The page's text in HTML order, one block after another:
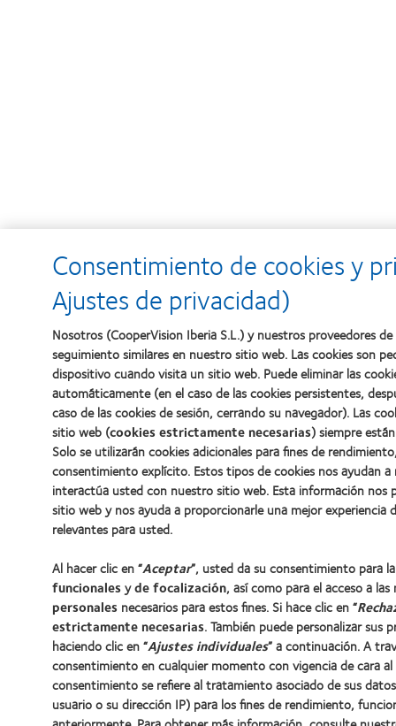
Consentimiento de cookies y
Ajustes de privacidad)
Nosotros (CooperVision Iberia S.L.) y nuestros proveedores
seguimiento similares en nuestro sitio web. Las cookies son
dispositivo cuando visita un sitio web. Puede eliminar las
automáticamente (en el caso de las cookies persistentes,
caso de las cookies de sesión, cerrando su navegador). Las
sitio web (cookies estrictamente necesarias) siempre
Solo se utilizarán cookies adicionales para fines de
consentimiento explícito. Estos tipos de cookies nos ayudan
interactúa usted con nuestro sitio web. Esta información
sitio web y nos ayuda a proporcionarle una mejor
relevantes para usted.
Al hacer clic en “Aceptar”, usted da su consentimiento para
funcionalesyde focalización, así como para el acceso a
personalesnecesarios para estos fines. Si hace clic en “
estrictamente necesarias. También puede personalizar sus
haciendo clic en “Ajustes individuales” a continuación. A
consentimiento en cualquier momento con vigencia de cara
consentimiento se refiere al tratamiento asociado de sus
usuario o su dirección IP) para los fines de rendimiento,